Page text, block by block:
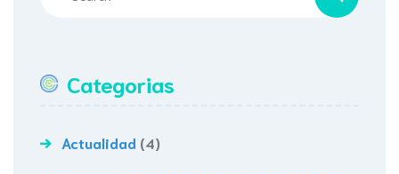
Categorias
Actualidad (4)